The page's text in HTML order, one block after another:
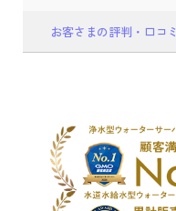
お客さまの評判・口コミ